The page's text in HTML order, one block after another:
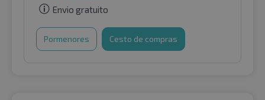
Envio gratuito
Pormenores Cesto de compras